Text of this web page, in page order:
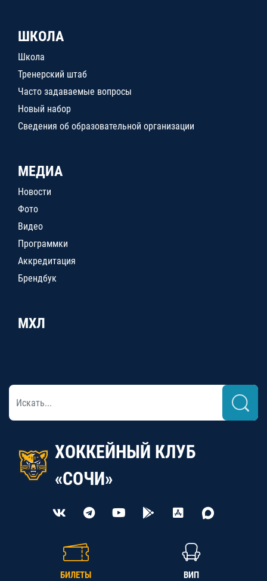
ШКОЛА
Школа
Тренерский штаб
Часто задаваемые вопросы
Новый набор
Сведения об образовательной организации
МЕДИА
Новости
Фото
Видео
Программки
Аккредитация
Брендбук
МХЛ
ХОККЕЙНЫЙ КЛУБ
«СОЧИ»
БИЛЕТЫ ВИП